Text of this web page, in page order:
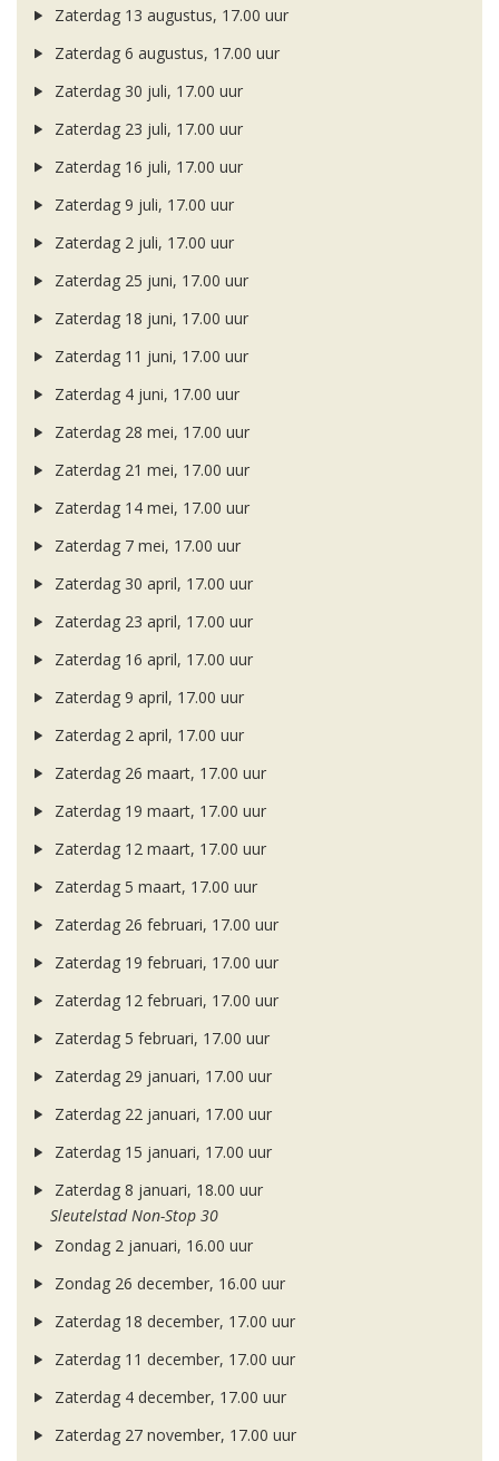
Zaterdag 13 augustus, 17.00 uur
Zaterdag 6 augustus, 17.00 uur
Zaterdag 30 juli, 17.00 uur
Zaterdag 23 juli, 17.00 uur
Zaterdag 16 juli, 17.00 uur
Zaterdag 9 juli, 17.00 uur
Zaterdag 2 juli, 17.00 uur
Zaterdag 25 juni, 17.00 uur
Zaterdag 18 juni, 17.00 uur
Zaterdag 11 juni, 17.00 uur
Zaterdag 4 juni, 17.00 uur
Zaterdag 28 mei, 17.00 uur
Zaterdag 21 mei, 17.00 uur
Zaterdag 14 mei, 17.00 uur
Zaterdag 7 mei, 17.00 uur
Zaterdag 30 april, 17.00 uur
Zaterdag 23 april, 17.00 uur
Zaterdag 16 april, 17.00 uur
Zaterdag 9 april, 17.00 uur
Zaterdag 2 april, 17.00 uur
Zaterdag 26 maart, 17.00 uur
Zaterdag 19 maart, 17.00 uur
Zaterdag 12 maart, 17.00 uur
Zaterdag 5 maart, 17.00 uur
Zaterdag 26 februari, 17.00 uur
Zaterdag 19 februari, 17.00 uur
Zaterdag 12 februari, 17.00 uur
Zaterdag 5 februari, 17.00 uur
Zaterdag 29 januari, 17.00 uur
Zaterdag 22 januari, 17.00 uur
Zaterdag 15 januari, 17.00 uur
Zaterdag 8 januari, 18.00 uur
Sleutelstad Non-Stop 30
Zondag 2 januari, 16.00 uur
Zondag 26 december, 16.00 uur
Zaterdag 18 december, 17.00 uur
Zaterdag 11 december, 17.00 uur
Zaterdag 4 december, 17.00 uur
Zaterdag 27 november, 17.00 uur